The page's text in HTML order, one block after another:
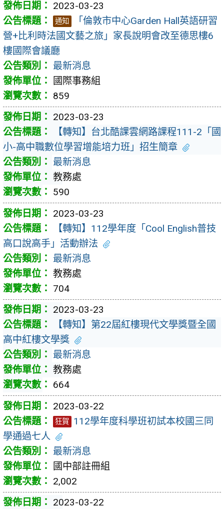
2023-03-23
通知
「倫敦市中心Garden Hall英語研習
營+比利時法國文藝之旅」家長說明會改至德思樓6
樓國際會議廳
最新消息
國際事務組
859
2023-03-23
【轉知】台北酷課雲網路課程111-2「國
小-高中職數位學習增能培力班」招生簡章
最新消息
教務處
590
2023-03-23
【轉知】112學年度「Cool English普技
高口說高手」活動辦法
最新消息
教務處
704
2023-03-23
【轉知】第22屆紅樓現代文學獎暨全國
高中紅樓文學獎
最新消息
教務處
664
2023-03-22
狂賀
112學年度科學班初試本校國三同
學通過七人
最新消息
國中部註冊組
2,002
2023-03-22